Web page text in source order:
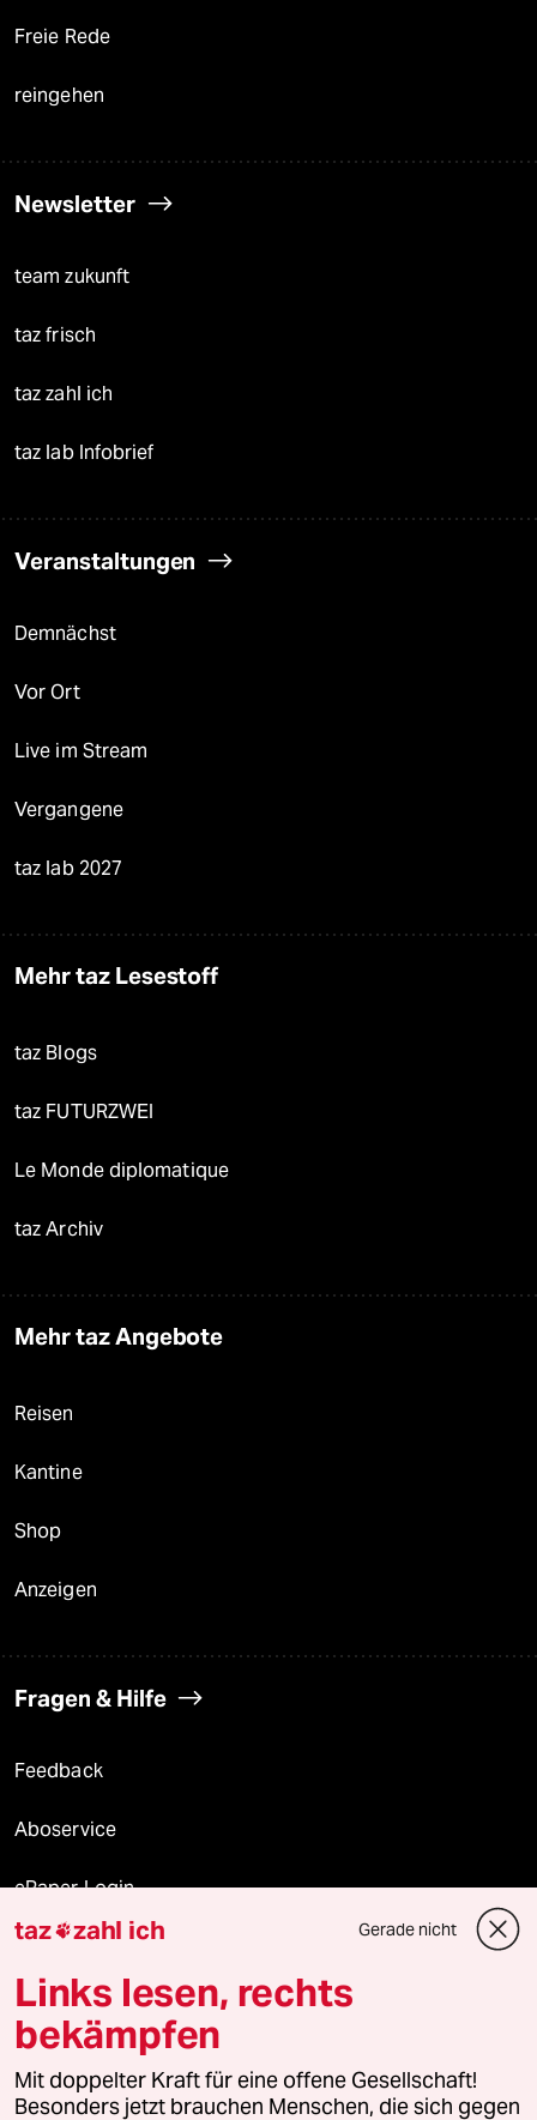
Freie Rede
reingehen
Newsletter
team zukunft
taz frisch
taz zahl ich
taz lab Infobrief
Veranstaltungen
Demnächst
Vor Ort
Live im Stream
Vergangene
taz lab 2027
Mehr taz Lesestoff
taz Blogs
taz FUTURZWEI
Le Monde diplomatique
taz Archiv
Mehr taz Angebote
Reisen
Kantine
Shop
Anzeigen
Fragen & Hilfe
Feedback
Aboservice
ePaper Login
Downloads für Abonnierende
© 2026 taz Verlags und Vertriebs GmbH
Alle Rechte vorbehalten. Bei rechtlichen Fragen oder für Genehmigungen
wenden Sie sich bitte an
lizenzen@taz.de
taz zahl ich Gerade nicht
Links lesen, rechts
bekämpfen
Mit doppelter Kraft für eine offene Gesellschaft!
Besonders jetzt brauchen Menschen, die sich gegen